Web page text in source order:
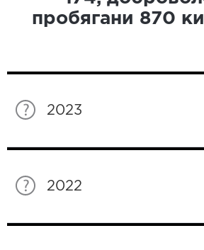
пробягани 870
2023
2022